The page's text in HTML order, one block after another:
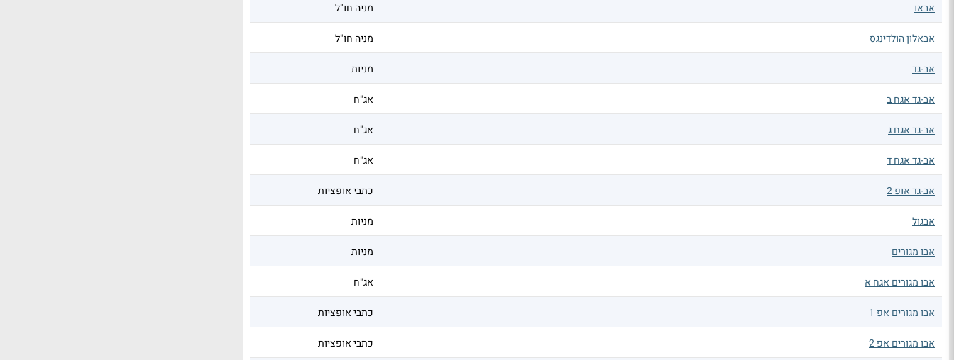
אבאו מניה חו"ל
אבאלון הולדינגס מניה חו"ל
אב-גד מניות
אב-גד אגח ב אג"ח
אב-גד אגח ג אג"ח
אב-גד אגח ד אג"ח
אב-גד אופ 2 כתבי אופציות
אבגול מניות
אבו מגורים מניות
אבו מגורים אגח א אג"ח
אבו מגורים אפ 1 כתבי אופציות
אבו מגורים אפ 2 כתבי אופציות